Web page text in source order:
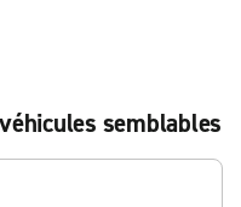
semblables